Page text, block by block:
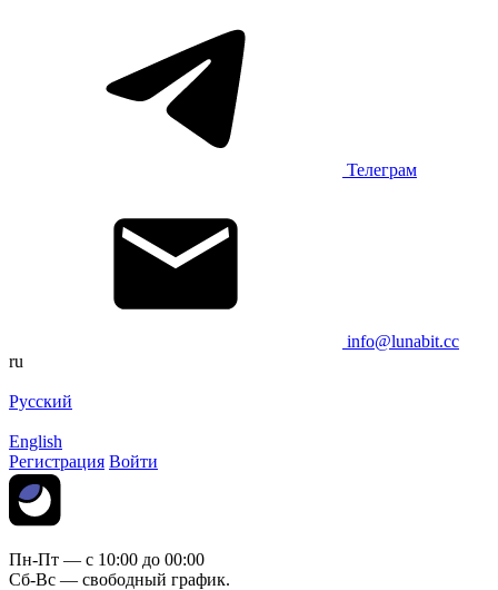
Телеграм
info@lunabit.cc
ru
Русский
English
Регистрация Войти
Пн-Пт — c 10:00 до 00:00
Сб-Вс — свободный график.